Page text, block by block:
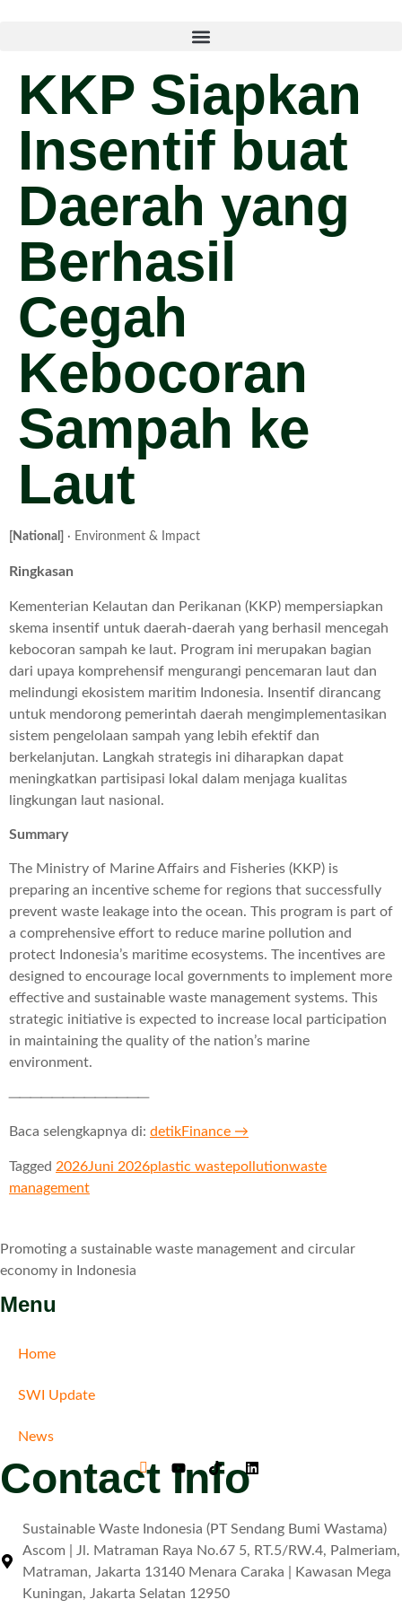
KKP Siapkan
Insentif buat
Daerah yang
Berhasil
Cegah
Kebocoran
Sampah ke
Laut
[National] · Environment & Impact
Ringkasan
Kementerian Kelautan dan Perikanan (KKP) mempersiapkan
skema insentif untuk daerah-daerah yang berhasil mencegah
kebocoran sampah ke laut. Program ini merupakan bagian
dari upaya komprehensif mengurangi pencemaran laut dan
melindungi ekosistem maritim Indonesia. Insentif dirancang
untuk mendorong pemerintah daerah mengimplementasikan
sistem pengelolaan sampah yang lebih efektif dan
berkelanjutan. Langkah strategis ini diharapkan dapat
meningkatkan partisipasi lokal dalam menjaga kualitas
lingkungan laut nasional.
Summary
The Ministry of Marine Affairs and Fisheries (KKP) is
preparing an incentive scheme for regions that successfully
prevent waste leakage into the ocean. This program is part of
a comprehensive effort to reduce marine pollution and
protect Indonesia’s maritime ecosystems. The incentives are
designed to encourage local governments to implement more
effective and sustainable waste management systems. This
strategic initiative is expected to increase local participation
in maintaining the quality of the nation’s marine
environment.
─────────────
Baca selengkapnya di: detikFinance →
Tagged 2026Juni 2026plastic wastepollutionwaste
management
Promoting a sustainable waste management and circular
economy in Indonesia
Menu
Home
SWI Update
News
Contact Info
Sustainable Waste Indonesia (PT Sendang Bumi Wastama)
Ascom | Jl. Matraman Raya No.67 5, RT.5/RW.4, Palmeriam,
Matraman, Jakarta 13140 Menara Caraka | Kawasan Mega
Kuningan, Jakarta Selatan 12950